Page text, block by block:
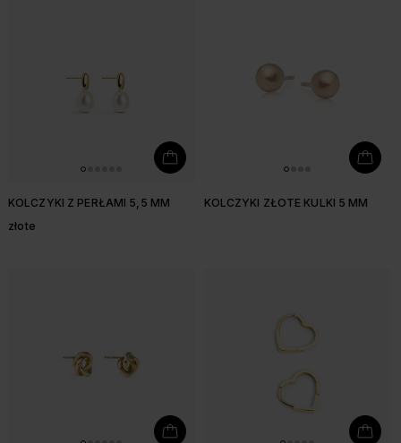
KOLCZYKI Z PERŁAMI 5,5 MM
złote
KOLCZYKI ZŁOTE KULKI 5 MM